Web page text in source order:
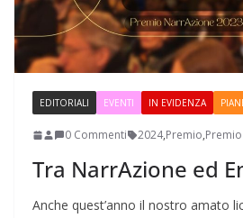
EDITORIALI EVENTI IN EVIDENZA
0 Commenti 2024,Premio,
Tra NarrAzione ed
Anche quest’anno il nostro amato